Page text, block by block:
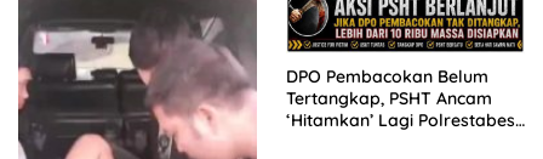
DPO Pembacokan Belum
Tertangkap, PSHT Ancam
‘Hitamkan’ Lagi Polrestabes